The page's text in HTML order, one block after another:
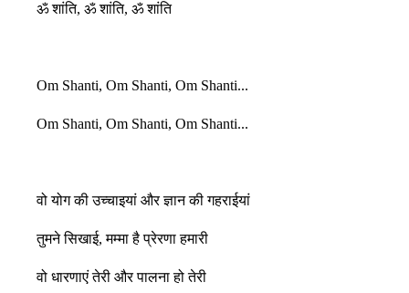
ॐ शांति, ॐ शांति, ॐ शांति
Om Shanti, Om Shanti, Om Shanti...
Om Shanti, Om Shanti, Om Shanti...
वो योग की उच्चाइयां और ज्ञान की गहराईयां
तुमने सिखाई, मम्मा है प्रेरणा हमारी
वो धारणाएं तेरी और पालना हो तेरी